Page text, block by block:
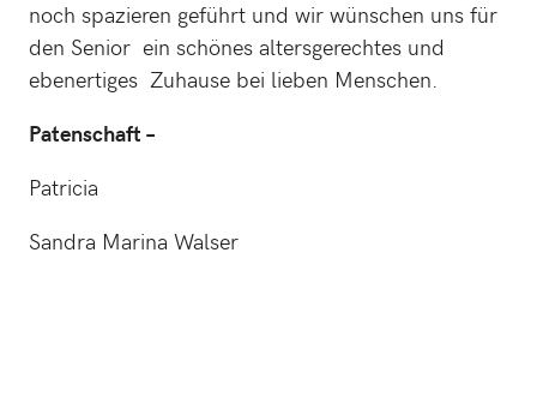
noch spazieren geführt und wir wünschen uns für
den Senior ein schönes altersgerechtes und
ebenertiges Zuhause bei lieben Menschen.
Patenschaft –
Patricia
Sandra Marina Walser